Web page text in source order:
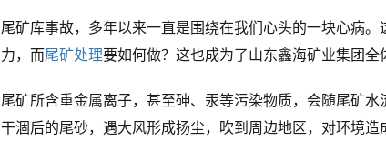
尾矿库事故，多年以来一直是围绕在我们心头的一块心病
力，而尾矿处理要如何做？这也成为了山东鑫海矿业集团全
尾矿所含重金属离子，甚至砷、汞等污染物质，会随尾矿
干涸后的尾砂，遇大风形成扬尘，吹到周边地区，对环境